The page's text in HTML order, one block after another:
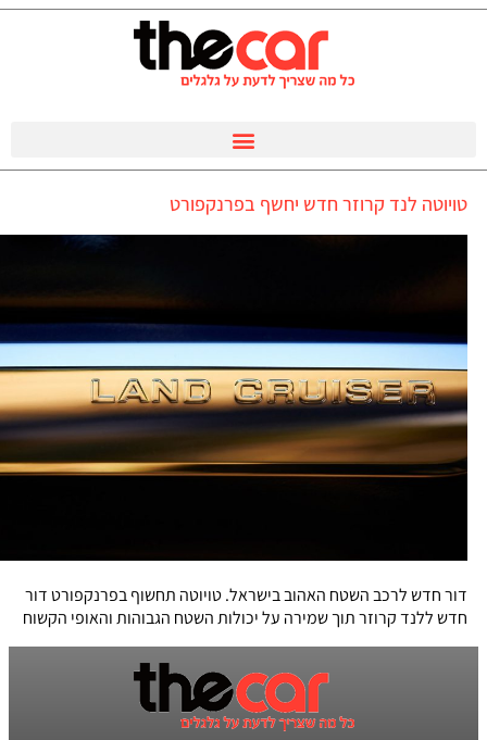
טויוטה לנד קרוזר חדש יחשף בפרנקפורט
דור חדש לרכב השטח האהוב בישראל. טויוטה תחשוף בפרנקפורט דור
חדש ללנד קרוזר תוך שמירה על יכולות השטח הגבוהות והאופי הקשוח